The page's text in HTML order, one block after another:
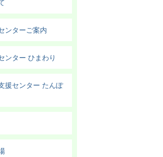
ンターご案内
ンター ひまわり
援センター たんぽ